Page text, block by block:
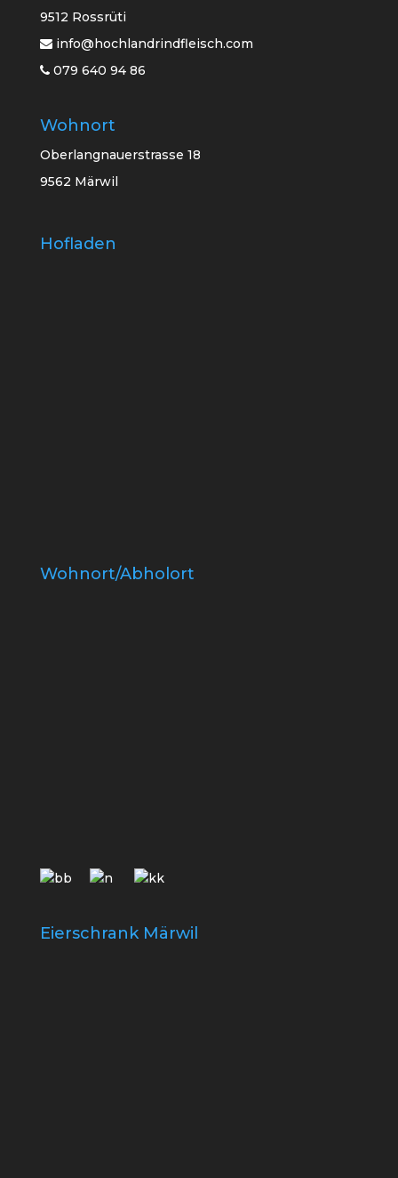
9512 Rossrüti
info@hochlandrindfleisch.com
079 640 94 86
Wohnort
Oberlangnauerstrasse 18
9562 Märwil
Hofladen
Wohnort/Abholort
Eierschrank Märwil